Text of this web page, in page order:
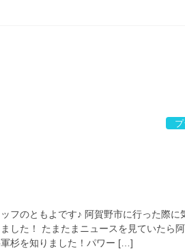
フのともよです♪ 阿賀野市に行った際に
した！ たまたまニュースを見ていたら
杉を知りました！パワー […]